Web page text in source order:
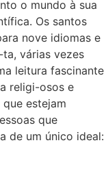
o mundo à sua
Os santos
nove idiomas e
várias vezes
leitura fascinante
religi-osos e
estejam
que
de um único ideal: